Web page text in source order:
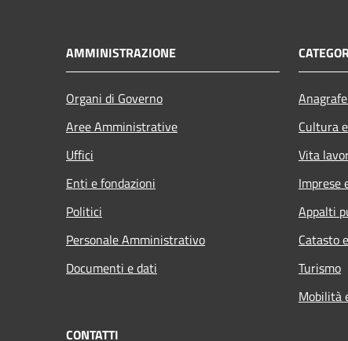
AMMINISTRAZIONE
Organi di Governo
Aree Amministrative
Uffici
Enti e fondazioni
Politici
Personale Amministrativo
Documenti e dati
Cultura
Vita
Imprese
Appalti
Catasto
Turismo
Mobilità
CONTATTI